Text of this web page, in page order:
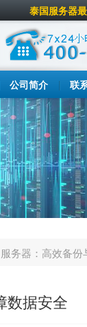
泰国服务器
公司简介 联
务器：高效备
数据安全